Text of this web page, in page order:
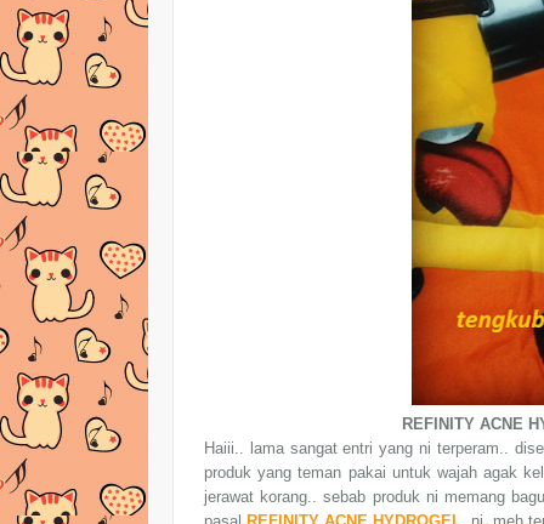
REFINITY ACNE
Haiii.. lama sangat entri yang ni terperam..
produk yang teman pakai untuk wajah agak
jerawat korang.. sebab produk ni memang